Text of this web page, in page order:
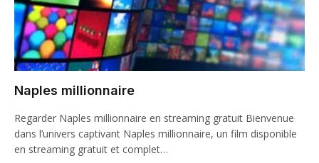
Naples millionnaire
Regarder Naples millionnaire en streaming gratuit Bienvenue
dans l’univers captivant Naples millionnaire, un film disponible
en streaming gratuit et complet…